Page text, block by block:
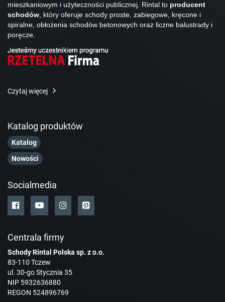
mieszkaniowym i użyteczności publicznej. Rintal to producent
schodów, który oferuje schody proste, zabiegowe, kręcone i
spiralne, obłożenia schodów betonowych oraz liczne balustrady i
poręcze.
Czytaj więcej
Katalog produktów
Katalog
Nowości
Socialmedia
Centrala firmy
Schody Rintal Polska sp. z o.o.
83-110 Tczew
ul. 30-go Stycznia 35
NIP 5932636880
REGON 524896769